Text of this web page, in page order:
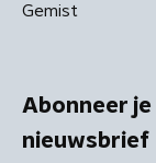
Gemist
Abonneer
nieuwsbrief